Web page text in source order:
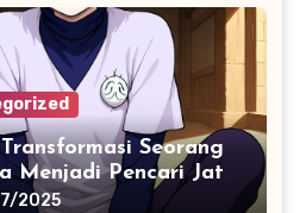
Seorang
Menjadi Pencari Jati
x Hunter
2025